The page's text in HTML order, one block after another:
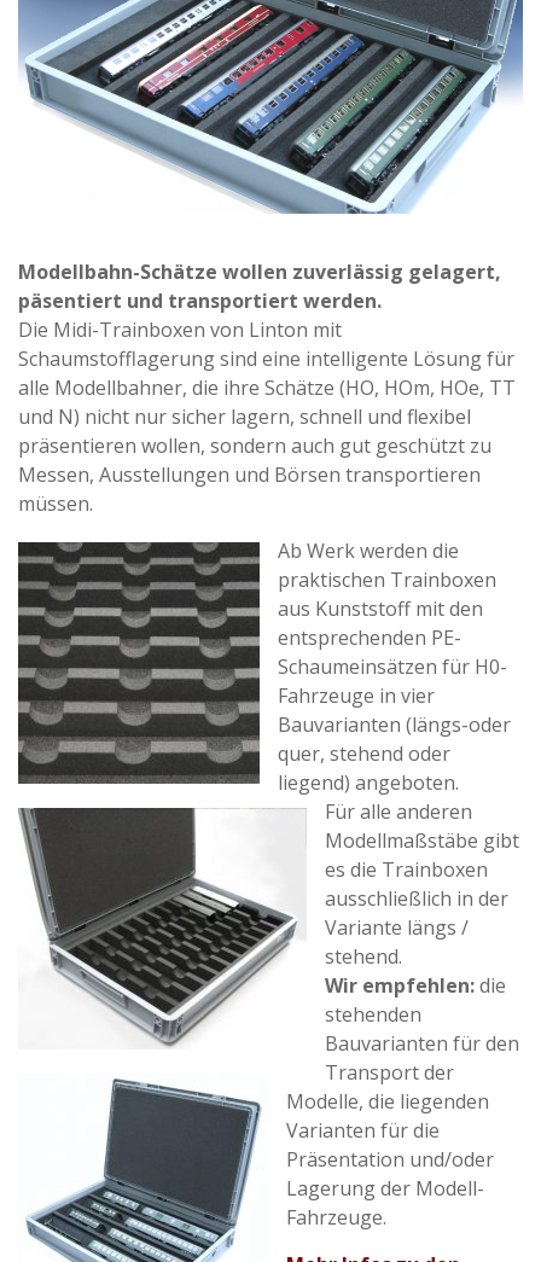
Modellbahn-Schätze wollen zuverlässig gelagert,
päsentiert und transportiert werden.
Die Midi-Trainboxen von Linton mit
Schaumstofflagerung sind eine intelligente Lösung für
alle Modellbahner, die ihre Schätze (HO, HOm, HOe, TT
und N) nicht nur sicher lagern, schnell und flexibel
präsentieren wollen, sondern auch gut geschützt zu
Messen, Ausstellungen und Börsen transportieren
müssen.
Ab Werk werden die
praktischen Trainboxen
aus Kunststoff mit den
entsprechenden PE-
Schaumeinsätzen für H0-
Fahrzeuge in vier
Bauvarianten (längs-oder
quer, stehend oder
liegend) angeboten.
Für alle anderen
Modellmaßstäbe gibt
es die Trainboxen
ausschließlich in der
Variante längs /
stehend.
Wir empfehlen:die
stehenden
Bauvarianten für den
Transport der
Modelle, die liegenden
Varianten für die
Präsentation und/oder
Lagerung der Modell-
Fahrzeuge.